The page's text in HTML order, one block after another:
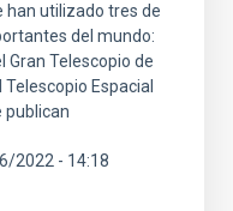
han utilizado tres de
del mundo:
Gran Telescopio de
Espacial
publican
2022 - 14:18